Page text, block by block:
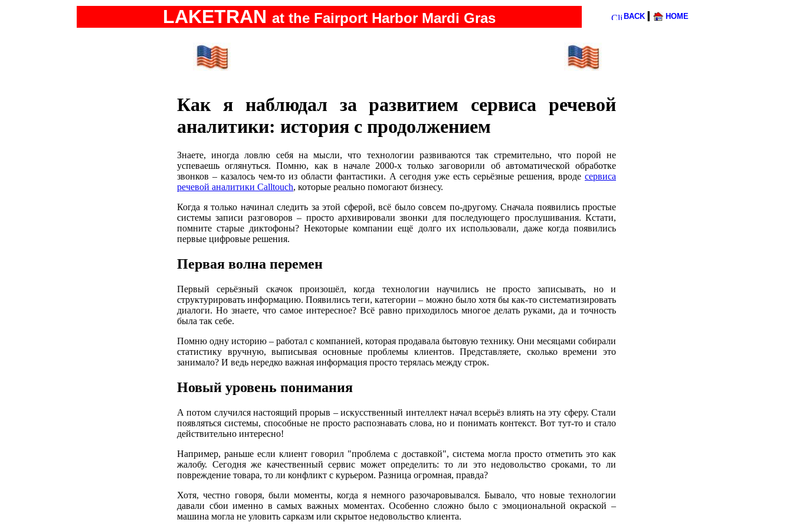
LAKETRAN at the Fairport Harbor Mardi Gras BACK l HOME
Как я наблюдал за развитием сервиса речевой
аналитики: история с продолжением
Знаете, иногда ловлю себя на мысли, что технологии развиваются так стремительно, что порой не
успеваешь оглянуться. Помню, как в начале 2000-х только заговорили об автоматической обработке
звонков – казалось чем-то из области фантастики. А сегодня уже есть серьёзные решения, вроде сервиса
речевой аналитики Calltouch, которые реально помогают бизнесу.
Когда я только начинал следить за этой сферой, всё было совсем по-другому. Сначала появились простые
системы записи разговоров – просто архивировали звонки для последующего прослушивания. Кстати,
помните старые диктофоны? Некоторые компании ещё долго их использовали, даже когда появились
первые цифровые решения.
Первая волна перемен
Первый серьёзный скачок произошёл, когда технологии научились не просто записывать, но и
структурировать информацию. Появились теги, категории – можно было хотя бы как-то систематизировать
диалоги. Но знаете, что самое интересное? Всё равно приходилось многое делать руками, да и точность
была так себе.
Помню одну историю – работал с компанией, которая продавала бытовую технику. Они месяцами собирали
статистику вручную, выписывая основные проблемы клиентов. Представляете, сколько времени это
занимало? И ведь нередко важная информация просто терялась между строк.
Новый уровень понимания
А потом случился настоящий прорыв – искусственный интеллект начал всерьёз влиять на эту сферу. Стали
появляться системы, способные не просто распознавать слова, но и понимать контекст. Вот тут-то и стало
действительно интересно!
Например, раньше если клиент говорил "проблема с доставкой", система могла просто отметить это как
жалобу. Сегодня же качественный сервис может определить: то ли это недовольство сроками, то ли
повреждение товара, то ли конфликт с курьером. Разница огромная, правда?
Хотя, честно говоря, были моменты, когда я немного разочаровывался. Бывало, что новые технологии
давали сбои именно в самых важных моментах. Особенно сложно было с эмоциональной окраской –
машина могла не уловить сарказм или скрытое недовольство клиента.